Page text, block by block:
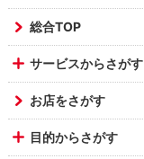
総合TOP
サービスからさがす
お店をさがす
目的からさがす